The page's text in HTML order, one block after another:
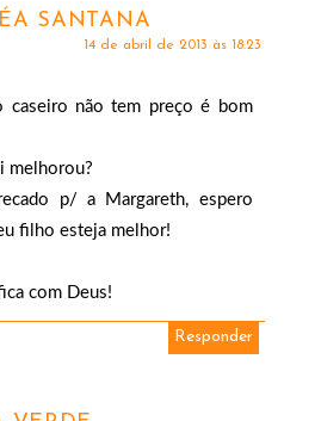
SANTANA
14 de abril de 2013 às 18:23
caseiro não tem preço é bom
melhorou?
p/ a Margareth, espero
filho esteja melhor!
com Deus!
Responder